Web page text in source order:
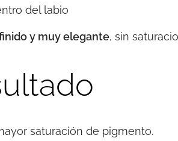
del labio
y muy elegante, sin
saturación de pigmento.